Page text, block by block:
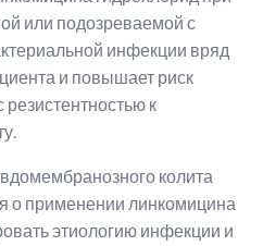
или подозреваемой с
инфекции вряд
и повышает риск
к
колита
о применении линкомицина
этиологию инфекции и